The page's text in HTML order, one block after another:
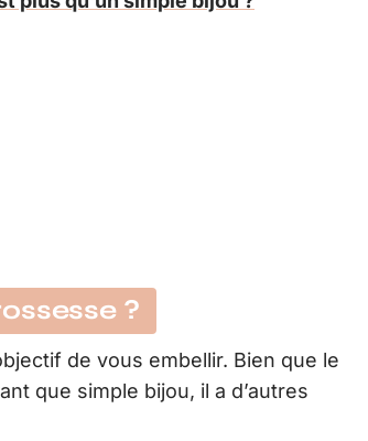
?
de vous embellir. Bien que le
que simple bijou, il a d’autres